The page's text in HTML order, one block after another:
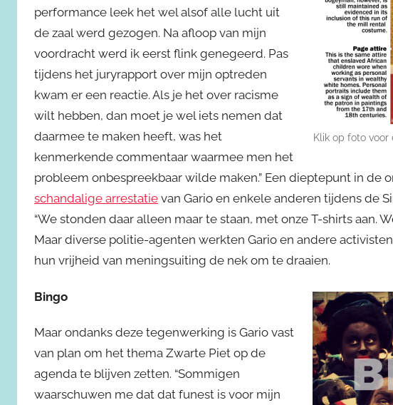
Klik op foto voor
performance leek het wel alsof alle lucht uit
de zaal werd gezogen. Na afloop van mijn
voordracht werd ik eerst flink genegeerd. Pas
tijdens het juryrapport over mijn optreden
kwam er een reactie. Als je het over racisme
wilt hebben, dan moet je wel iets nemen dat
daarmee te maken heeft, was het
kenmerkende commentaar waarmee men het
probleem onbespreekbaar wilde maken.” Een dieptepunt in
schandalige arrestatie van Gario en enkele anderen tijdens de
“We stonden daar alleen maar te staan, met onze T-shirts aan.
Maar diverse politie-agenten werkten Gario en andere
hun vrijheid van meningsuiting de nek om te draaien.
Bingo
Maar ondanks deze tegenwerking is Gario vast
van plan om het thema Zwarte Piet op de
agenda te blijven zetten. “Sommigen
waarschuwen me dat dat funest is voor mijn